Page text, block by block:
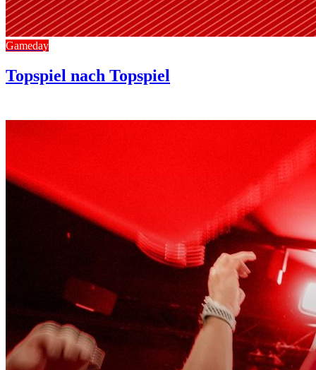
Gameday
Topspiel nach Topspiel